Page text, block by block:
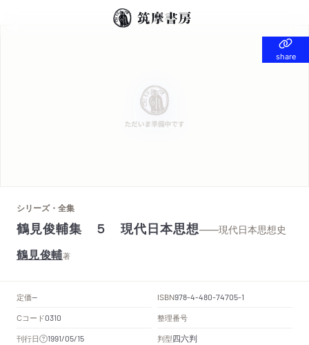
share
share
シリーズ・全集
鶴見俊輔集 ５ 現代日本思想——現代日本思想史
鶴見俊輔著
定価-- ISBN978-4-480-74705-1
Cコード0310
整理番号
刊行日
1991/05/15 判型四六判